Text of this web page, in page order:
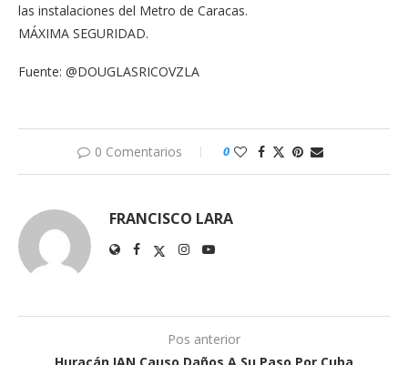
las instalaciones del Metro de Caracas.
MÁXIMA SEGURIDAD.
Fuente: @DOUGLASRICOVZLA
0 Comentarios 0
FRANCISCO LARA
Pos anterior
Huracán IAN Causo Daños A Su Paso Por Cuba